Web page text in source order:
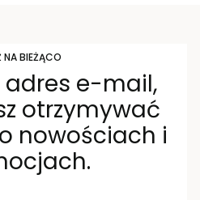
NA BIEŻĄCO
adres e-mail,
otrzymywać
nowościach i